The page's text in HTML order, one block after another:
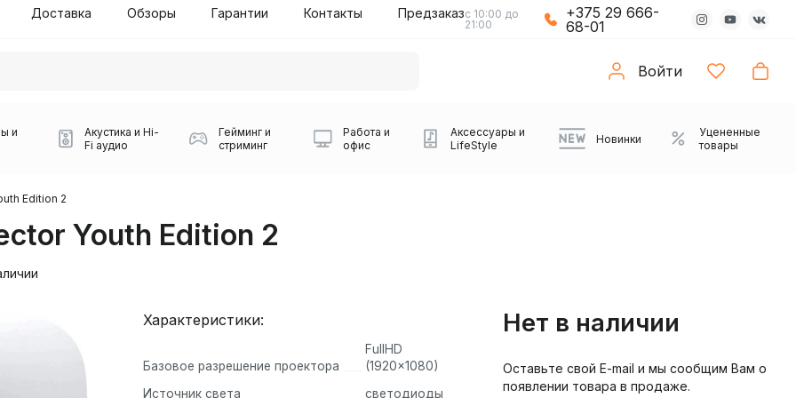
Доставка Обзоры Гарантии Контакты Предзаказс 10:00 до
21:00
+375 29 666-
68-01
Войти
Игровые наушники Беспроводные колонки Плееры Аудиоинтерфейсы
и
Микрофоны BOYA Наборы
Виниловые
проигрыватели
Звуковые карты
Акустика и Hi-
Fi аудио
Портативные колонки Ресиверы Partybox
Саундбары
Гейминг и
стриминг
Игровые мыши Logitech Геймпады Компьютерные колонки Веб-камеры
Работа и
офис
Наборы периферии Коврики для мыши Коврики с подсветкой Проекторы
Аксессуары и
LifeStyle
Powerbank USB Type-C адаптеры Зарядные устройства Транспорт
Новинки
Уцененные
товары
Edition 2
Youth Edition 2
Характеристики:
Базовое разрешение проектора
FullHD
(1920x1080)
Источник света
светодиоды
Нет в наличии
Оставьте свой E-mail и мы сообщим Вам о
появлении товара в продаже.